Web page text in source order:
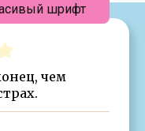
чем
шрифт